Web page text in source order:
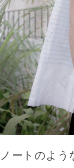
ノートのよう